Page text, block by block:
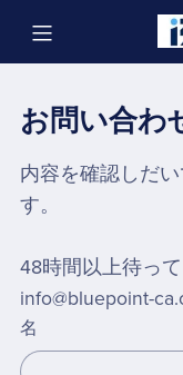
お問い合わ
内容を確認しだ
す。
48時間以上待っ
info@bluepoint-
名